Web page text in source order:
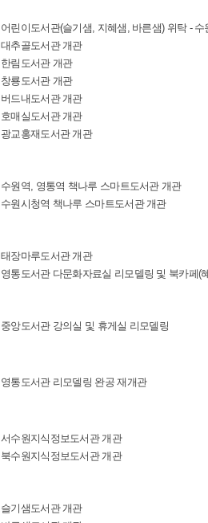
어린이도서관(슬기샘, 지혜샘, 바른샘) 위탁 -
대추골도서관 개관
한림도서관 개관
창룡도서관 개관
버드내도서관 개관
호매실도서관 개관
광교홍재도서관 개관
수원역, 영통역 책나루 스마트도서관 개관
수원시청역 책나루 스마트도서관 개관
태장마루도서관 개관
영통도서관 다문화자료실 리모델링 및 북카페(
중앙도서관 강의실 및 휴게실 리모델링
영통도서관 리모델링 완공 재개관
서수원지식정보도서관 개관
북수원지식정보도서관 개관
슬기샘도서관 개관